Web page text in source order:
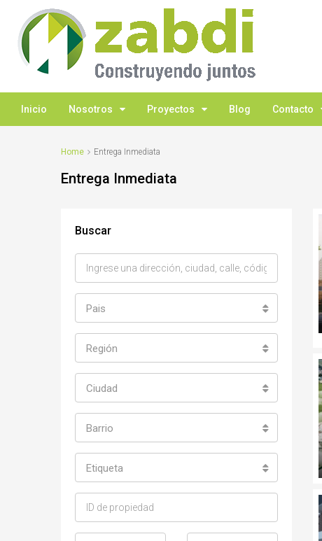
Inicio Nosotros Proyectos Blog Contacto
Home Entrega Inmediata
Entrega Inmediata
Buscar
Pais
Región
Ciudad
Barrio
Etiqueta